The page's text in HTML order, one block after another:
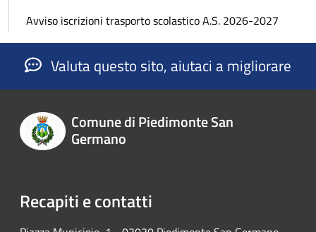
Avviso iscrizioni trasporto scolastico A.S. 2026-2027
Valuta questo sito, aiutaci a migliorare
Comune di Piedimonte San
Germano
Recapiti e contatti